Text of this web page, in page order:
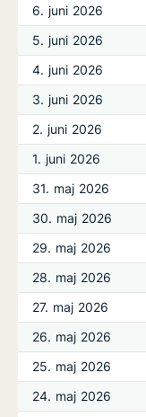
6. juni 2026
5. juni 2026
4. juni 2026
3. juni 2026
2. juni 2026
1. juni 2026
31. maj 2026
30. maj 2026
29. maj 2026
28. maj 2026
27. maj 2026
26. maj 2026
25. maj 2026
24. maj 2026